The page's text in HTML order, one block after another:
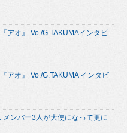
アオ』 Vo./G.TAKUMAインタビ
アオ』 Vo./G.TAKUMA インタビ
メンバー3人が大使になって更に